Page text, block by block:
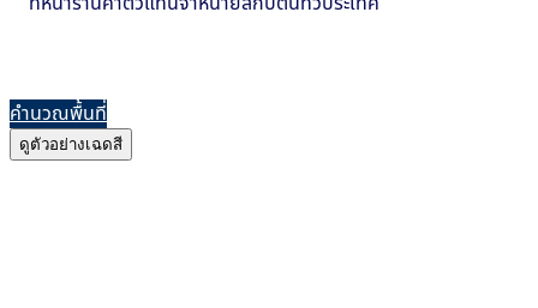
คำนวณพื้นที่
ดูตัวอย่างเฉดสี